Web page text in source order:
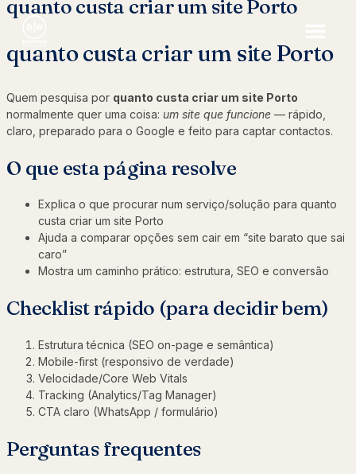
quanto custa criar um site Porto
quanto custa criar um site Porto
Quem pesquisa por quanto custa criar um site Porto
normalmente quer uma coisa: um site que funcione — rápido,
claro, preparado para o Google e feito para captar contactos.
O que esta página resolve
Explica o que procurar num serviço/solução para quanto
custa criar um site Porto
Ajuda a comparar opções sem cair em “site barato que sai
caro”
Mostra um caminho prático: estrutura, SEO e conversão
Checklist rápido (para decidir bem)
Estrutura técnica (SEO on-page e semântica)
Mobile-first (responsivo de verdade)
Velocidade/Core Web Vitals
Tracking (Analytics/Tag Manager)
CTA claro (WhatsApp / formulário)
Perguntas frequentes